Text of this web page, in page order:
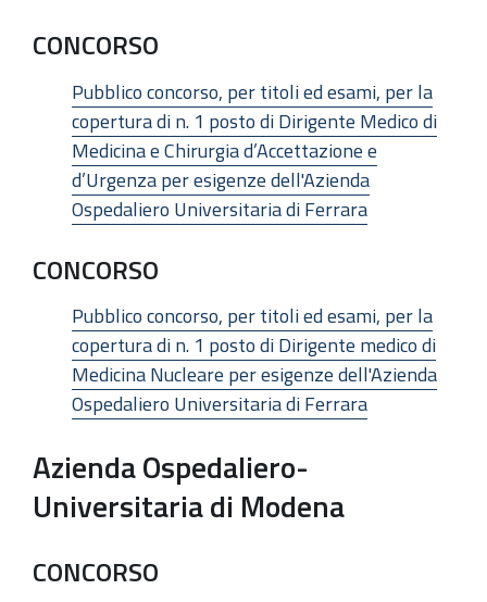
CONCORSO
Pubblico concorso, per titoli ed esami, per la
copertura di n. 1 posto di Dirigente Medico di
Medicina e Chirurgia d’Accettazione e
d’Urgenza per esigenze dell'Azienda
Ospedaliero Universitaria di Ferrara
CONCORSO
Pubblico concorso, per titoli ed esami, per la
copertura di n. 1 posto di Dirigente medico di
Medicina Nucleare per esigenze dell'Azienda
Ospedaliero Universitaria di Ferrara
Azienda Ospedaliero-
Universitaria di Modena
CONCORSO